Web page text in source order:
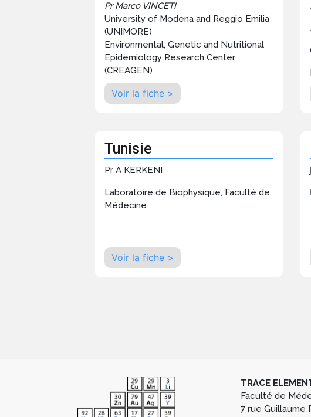
Pr Marco VINCETI
University of Modena and Reggio Emilia
(UNIMORE)
Environmental, Genetic and Nutritional
Epidemiology Research Center
(CREAGEN)
Voir la fiche >
Tunisie
Pr A KERKENI
Laboratoire de Biophysique, Faculté de
Médecine
Voir la fiche >
TRACE
Faculté de
7 rue Guillaume